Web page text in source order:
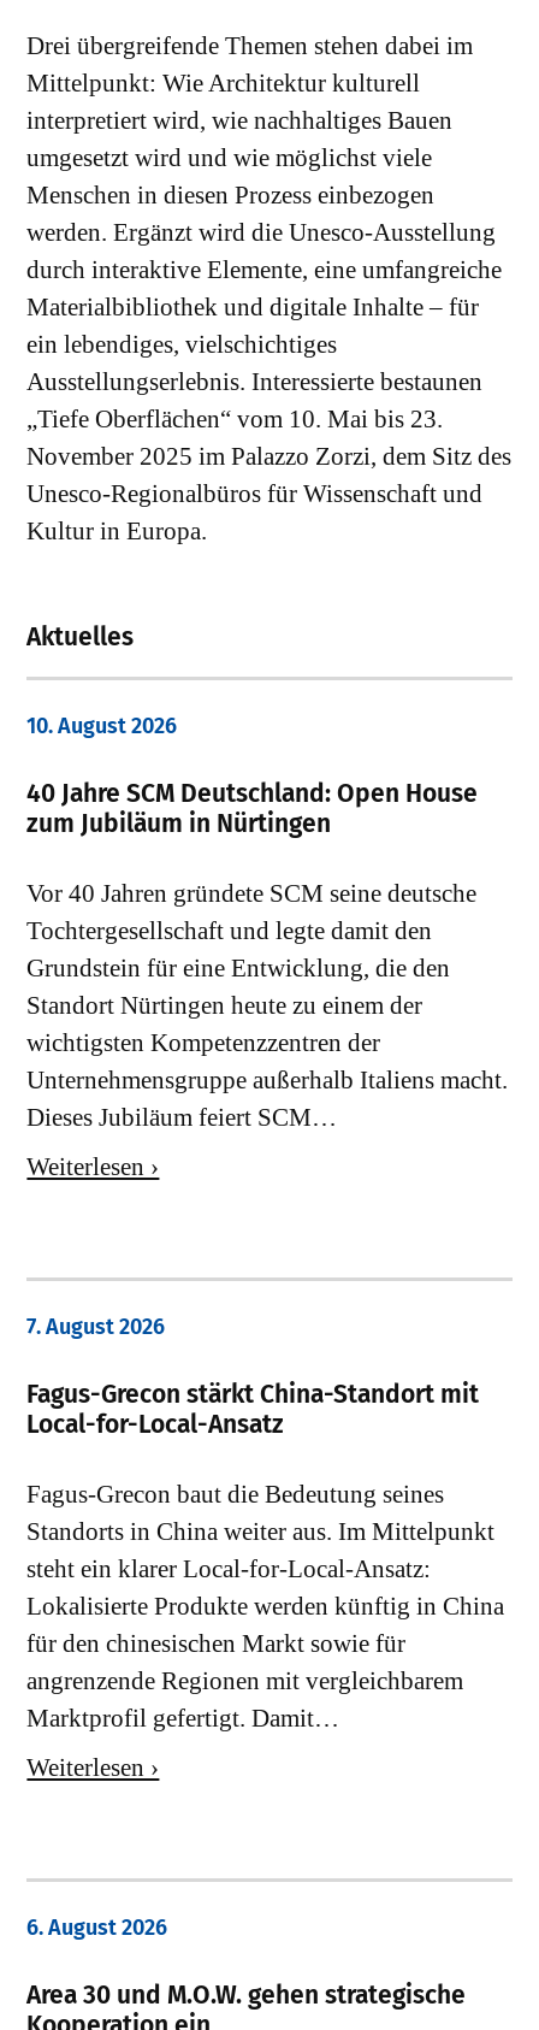
Drei übergreifende Themen stehen dabei im
Mittelpunkt: Wie Architektur kulturell
interpretiert wird, wie nachhaltiges Bauen
umgesetzt wird und wie möglichst viele
Menschen in diesen Prozess einbezogen
werden. Ergänzt wird die Unesco-Ausstellung
durch interaktive Elemente, eine umfangreiche
Materialbibliothek und digitale Inhalte – für
ein lebendiges, vielschichtiges
Ausstellungserlebnis. Interessierte bestaunen
„Tiefe Oberflächen“ vom 10. Mai bis 23.
November 2025 im Palazzo Zorzi, dem Sitz des
Unesco-Regionalbüros für Wissenschaft und
Kultur in Europa.
Aktuelles
10. August 2026
40 Jahre SCM Deutschland: Open House
zum Jubiläum in Nürtingen
Vor 40 Jahren gründete SCM seine deutsche
Tochtergesellschaft und legte damit den
Grundstein für eine Entwicklung, die den
Standort Nürtingen heute zu einem der
wichtigsten Kompetenzzentren der
Unternehmensgruppe außerhalb Italiens macht.
Dieses Jubiläum feiert SCM…
Weiterlesen ›
7. August 2026
Fagus-Grecon stärkt China-Standort mit
Local-for-Local-Ansatz
Fagus-Grecon baut die Bedeutung seines
Standorts in China weiter aus. Im Mittelpunkt
steht ein klarer Local-for-Local-Ansatz:
Lokalisierte Produkte werden künftig in China
für den chinesischen Markt sowie für
angrenzende Regionen mit vergleichbarem
Marktprofil gefertigt. Damit…
Weiterlesen ›
6. August 2026
Area 30 und M.O.W. gehen strategische